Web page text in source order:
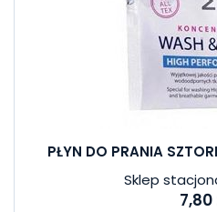
PŁYN DO PRANIA
Sklep
7,80